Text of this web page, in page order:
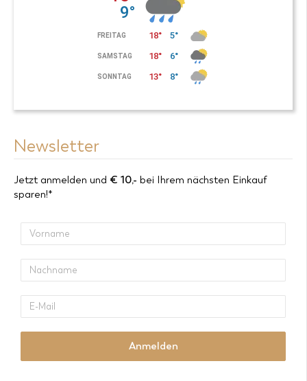
Newsletter
Jetzt anmelden und € 10,- bei Ihrem nächsten Einkauf
sparen!*
o
r
e
a
c
-
M
i
Anmelden